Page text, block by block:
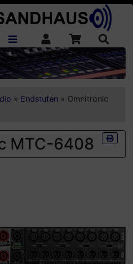
» Endstufen » Omnitronic
MTC-6408